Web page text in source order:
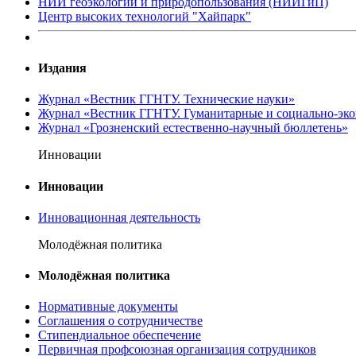
Центр высоких технологий "Хайпарк"
Издания
Журнал «Вестник ГГНТУ. Технические науки»
Журнал «Вестник ГГНТУ. Гуманитарные и социально-
Журнал «Грозненский естественно-научный бюллетень»
Инновации
Инновации
Инновационная деятельность
Молодёжная политика
Молодёжная политика
Нормативные документы
Соглашения о сотрудничестве
Стипендиальное обеспечение
Первичная профсоюзная организация сотрудников